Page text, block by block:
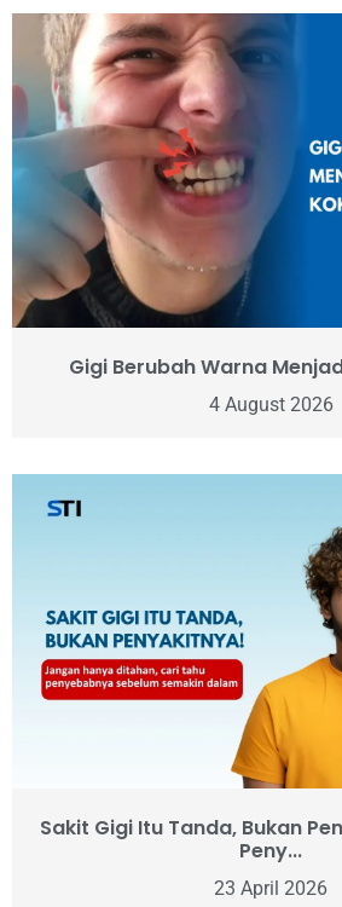
Gigi Berubah Warna
4 August 2026
Sakit Gigi Itu Tanda, Bukan
Peny...
23 April 2026